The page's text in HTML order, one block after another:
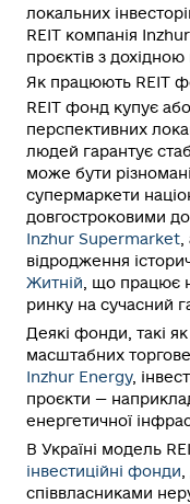
локальних
REIT компанія
проєктів з
Як працюють REIT
REIT фонд купує
перспективних
людей гарантує
може бути
супермаркети
довгостроковими
Inzhur Supermarket,
відродження
Житній, що працює
ринку на сучасний
Деякі фонди, такі як
масштабних
Inzhur Energy,
проєкти —
енергетичної
В Україні модель
інвестиційні фонди,
співвласниками